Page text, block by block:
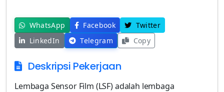
WhatsApp Facebook
Twitter
LinkedIn
Telegram Copy
Deskripsi Pekerjaan
Lembaga Sensor Film (LSF) adalah lembaga